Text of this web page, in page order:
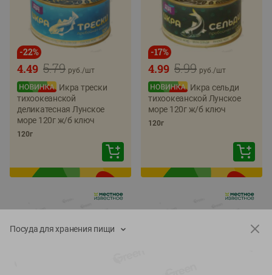
-22%
5.79
4.49 руб./шт
Икра трески
тихоокеанской
деликатесная Лунское
море 120г ж/б ключ
120г
-17%
5.99
4.99 руб./шт
Икра сельди
тихоокеанской Лунское
море 120г ж/б ключ
120г
Посуда для хранения пищи